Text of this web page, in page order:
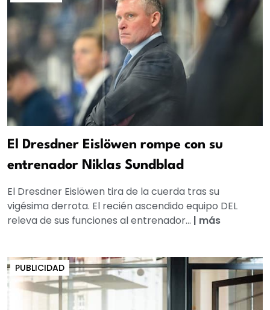
El Dresdner Eislöwen rompe con su
entrenador Niklas Sundblad
El Dresdner Eislöwen tira de la cuerda tras su
vigésima derrota. El recién ascendido equipo DEL
releva de sus funciones al entrenador... | más
PUBLICIDAD